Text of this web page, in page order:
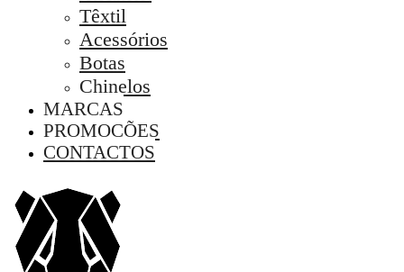
Têxtil
Acessórios
Botas
Chinelos
MARCAS
PROMOÇÕES
CONTACTOS